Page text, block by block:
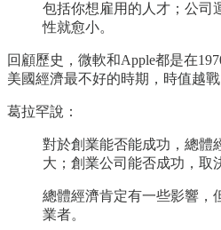
包括你想雇用的人才；公司
性就愈小。
回顧歷史，微軟和Apple都是在
美國經濟最不好的時期，時值越戰
葛拉罕說：
對於創業能否能成功，總體
大；創業公司能否成功，取
總體經濟肯定有一些影響，
業者。